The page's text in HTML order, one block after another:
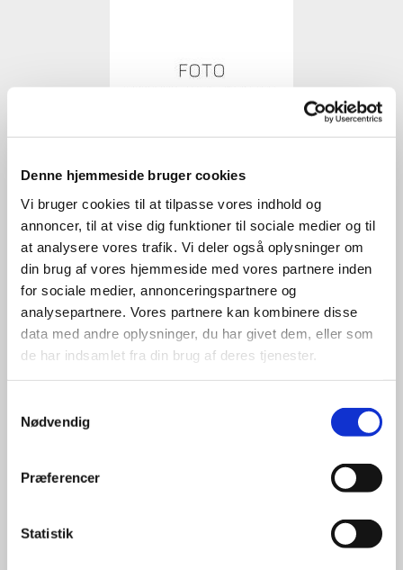
Denne hjemmeside bruger cookies
Vi bruger cookies til at tilpasse vores indhold og
annoncer, til at vise dig funktioner til sociale medier og til
at analysere vores trafik. Vi deler også oplysninger om
din brug af vores hjemmeside med vores partnere inden
for sociale medier, annonceringspartnere og
analysepartnere. Vores partnere kan kombinere disse
data med andre oplysninger, du har givet dem, eller som
de har indsamlet fra din brug af deres tjenester.
Nødvendig
Præferencer
Statistik
Torben Snitkjær